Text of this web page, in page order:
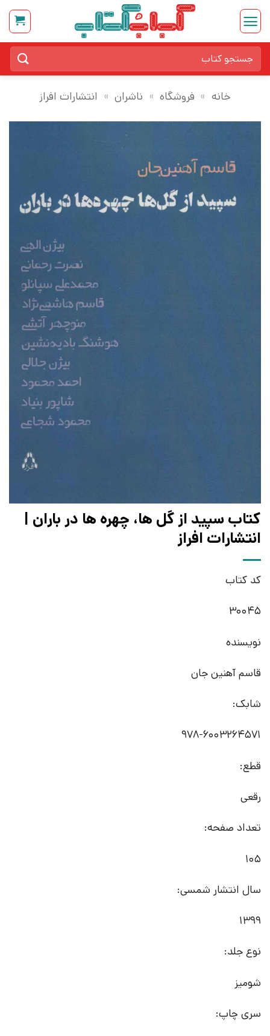
Skip
content
برای:
خانه » فروشگاه » ناشران » انتشارات افراز
کتاب سپید از گل ها، چهره ها در باران |
انتشارات افراز
کد کتاب
30045
نویسنده
قاسم آهنین جان
شابک:
978-6003264571
قطع:
رقعی
تعداد صفحه:
105
سال انتشار شمسی:
1399
نوع جلد:
شومیز
سری چاپ: